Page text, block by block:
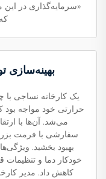
«سرمایه‌گذاری در
بهینه‌سازی
یک کارخانه نساجی
حرارتی خود مواجه بود
می‌شد. آن‌ها با
سفارشی با فرمت
بهبود بخشید.
خودکار دما و تنظیمات
کاهش داد. مدیر